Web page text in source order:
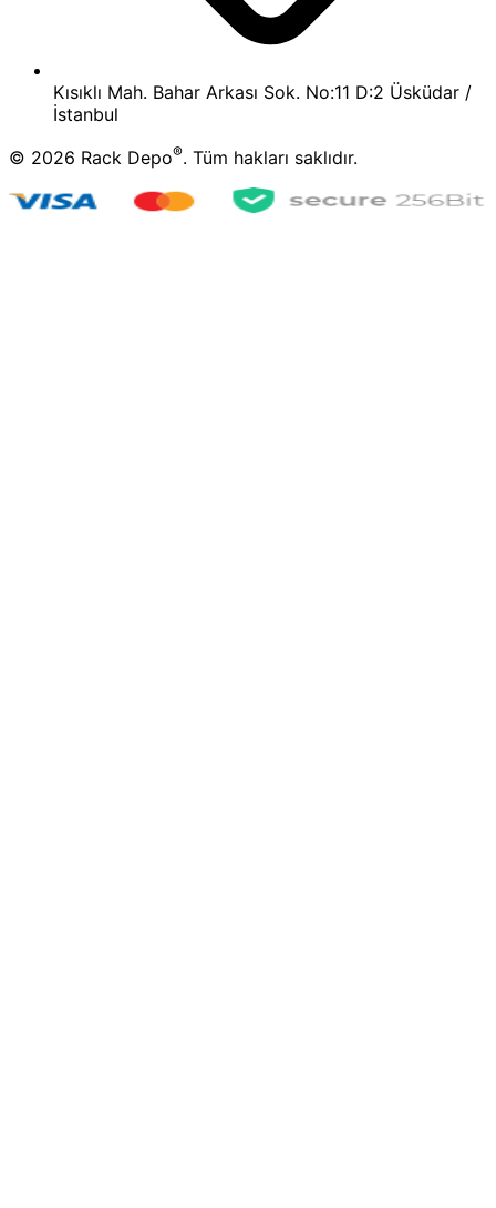
Kısıklı Mah. Bahar Arkası Sok. No:11 D:2 Üsküdar /
İstanbul
© 2026 Rack Depo®. Tüm hakları saklıdır.